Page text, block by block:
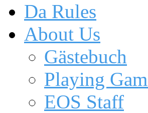
Da Rules
About Us
Gästebuch
Playing
EOS Staff